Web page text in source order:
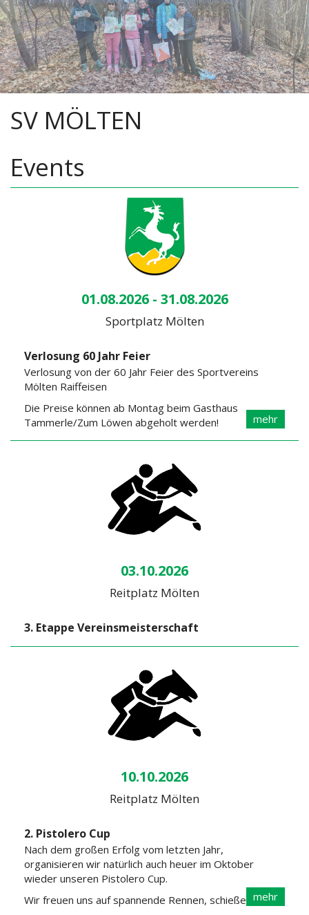
SV MÖLTEN
Events
01.08.2026 - 31.08.2026
Sportplatz Mölten
Verlosung 60 Jahr Feier
Verlosung von der 60 Jahr Feier des Sportvereins
Mölten Raiffeisen
Die Preise können ab Montag beim Gasthaus
Tammerle/Zum Löwen abgeholt werden!
mehr
03.10.2026
Reitplatz Mölten
3. Etappe Vereinsmeisterschaft
10.10.2026
Reitplatz Mölten
2. Pistolero Cup
Nach dem großen Erfolg vom letzten Jahr,
organisieren wir natürlich auch heuer im Oktober
wieder unseren Pistolero Cup.
Wir freuen uns auf spannende Rennen, schießendemehr